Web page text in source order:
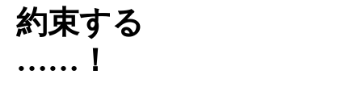
約束する
……！